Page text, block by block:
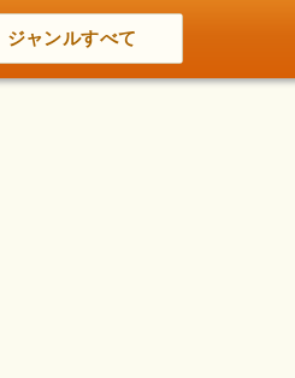
ジャンルすべて